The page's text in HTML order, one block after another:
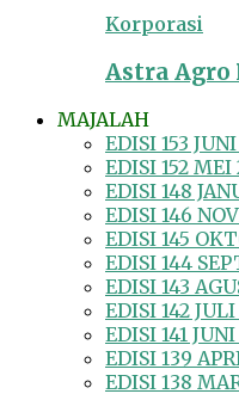
Korporasi
Astra Agro
MAJALAH
EDISI 153
EDISI 152 MEI
EDISI 148
EDISI 146
EDISI 145
EDISI 144
EDISI 143
EDISI 142
EDISI 141
EDISI 139
EDISI 138